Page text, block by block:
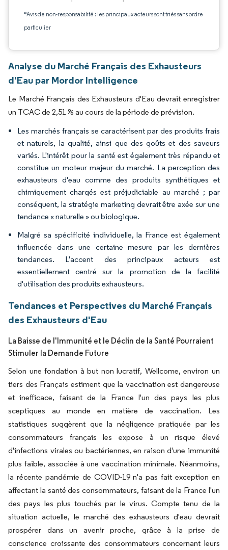
*Avis de non-responsabilité : les principaux acteurs sont triés sans ordre
particulier
Analyse du Marché Français des Exhausteurs
d'Eau par Mordor Intelligence
Le Marché Français des Exhausteurs d'Eau devrait enregistrer
un TCAC de 2,51 % au cours de la période de prévision.
Les marchés français se caractérisent par des produits frais
et naturels, la qualité, ainsi que des goûts et des saveurs
variés. L'intérêt pour la santé est également très répandu et
constitue un moteur majeur du marché. La perception des
exhausteurs d'eau comme des produits synthétiques et
chimiquement chargés est préjudiciable au marché ; par
conséquent, la stratégie marketing devrait être axée sur une
tendance « naturelle » ou biologique.
Malgré sa spécificité individuelle, la France est également
influencée dans une certaine mesure par les dernières
tendances. L'accent des principaux acteurs est
essentiellement centré sur la promotion de la facilité
d'utilisation des produits exhausteurs.
Tendances et Perspectives du Marché Français
des Exhausteurs d'Eau
La Baisse de l'Immunité et le Déclin de la Santé Pourraient
Stimuler la Demande Future
Selon une fondation à but non lucratif, Wellcome, environ un
tiers des Français estiment que la vaccination est dangereuse
et inefficace, faisant de la France l'un des pays les plus
sceptiques au monde en matière de vaccination. Les
statistiques suggèrent que la négligence pratiquée par les
consommateurs français les expose à un risque élevé
d'infections virales ou bactériennes, en raison d'une immunité
plus faible, associée à une vaccination minimale. Néanmoins,
la récente pandémie de COVID-19 n'a pas fait exception en
affectant la santé des consommateurs, faisant de la France l'un
des pays les plus touchés par le virus. Compte tenu de la
situation actuelle, le marché des exhausteurs d'eau devrait
prospérer dans un avenir proche, grâce à la prise de
conscience croissante des consommateurs concernant leurs